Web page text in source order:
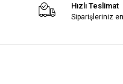
Hızlı Teslimat
Siparişleriniz